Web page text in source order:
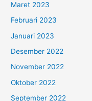
Maret 2023
Februari 2023
Januari 2023
Desember 2022
November 2022
Oktober 2022
September 2022